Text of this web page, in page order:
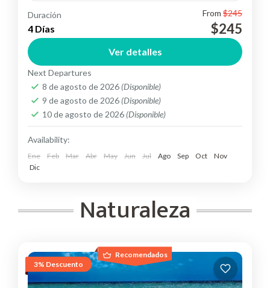
Conoce las islas encantadas "Galápagos" Isla
Santa Cruz en 4 días que necesitas para recorrer
los principal de este maravilloso destino
Ecuador ,Suramérica
Easy
2 People
Duración
4 Días
From $245
$245
Ver detalles
Next Departures
8 de agosto de 2026 (Disponible)
9 de agosto de 2026 (Disponible)
10 de agosto de 2026 (Disponible)
Availability:
Ene Feb Mar Abr May Jun Jul Ago Sep Oct
Nov
Dic
Naturaleza
Recomendados
3% Descuento